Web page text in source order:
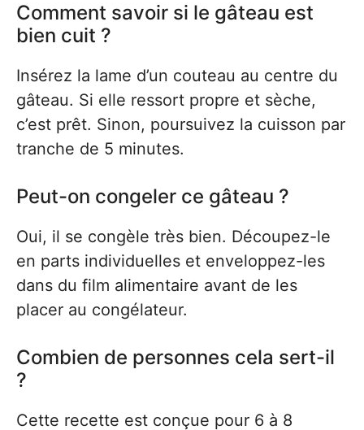
Comment savoir si le gâteau est
bien cuit ?
Insérez la lame d’un couteau au centre du
gâteau. Si elle ressort propre et sèche,
c’est prêt. Sinon, poursuivez la cuisson par
tranche de 5 minutes.
Peut-on congeler ce gâteau ?
Oui, il se congèle très bien. Découpez-le
en parts individuelles et enveloppez-les
dans du film alimentaire avant de les
placer au congélateur.
Combien de personnes cela sert-il
?
Cette recette est conçue pour 6 à 8